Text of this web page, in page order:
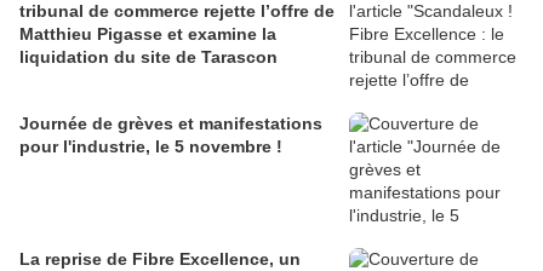
tribunal de commerce rejette l’offre de
Matthieu Pigasse et examine la
liquidation du site de Tarascon
Journée de grèves et manifestations
pour l'industrie, le 5 novembre !
La reprise de Fibre Excellence, un